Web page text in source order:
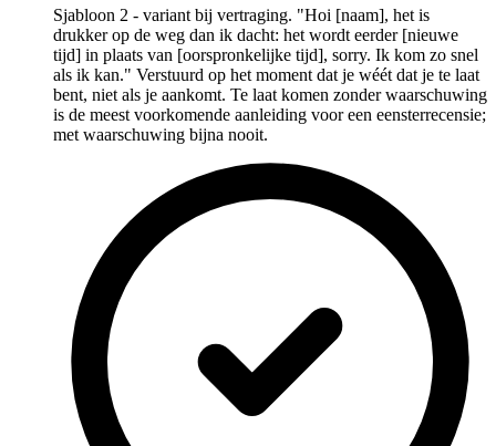
Sjabloon 2 - variant bij vertraging. "Hoi [naam], het is
drukker op de weg dan ik dacht: het wordt eerder [nieuwe
tijd] in plaats van [oorspronkelijke tijd], sorry. Ik kom zo snel
als ik kan." Verstuurd op het moment dat je wéét dat je te laat
bent, niet als je aankomt. Te laat komen zonder waarschuwing
is de meest voorkomende aanleiding voor een eensterrecensie;
met waarschuwing bijna nooit.